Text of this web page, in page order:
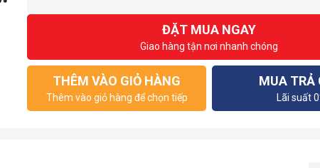
ĐẶT MUA NGAY
Giao hàng tận nơi nhanh chóng
THÊM VÀO GIỎ HÀNG
Thêm vào giỏ hàng để chọn tiếp
MUA TRẢ
Lãi suất